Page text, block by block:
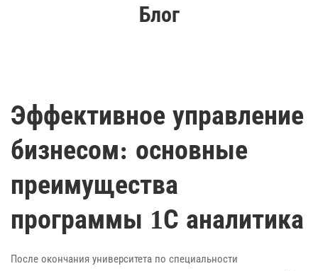
Блог
Эффективное управление
бизнесом: основные
преимущества
программы 1С аналитика
После окончания университета по специальности